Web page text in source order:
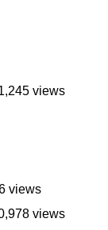
views
views
views